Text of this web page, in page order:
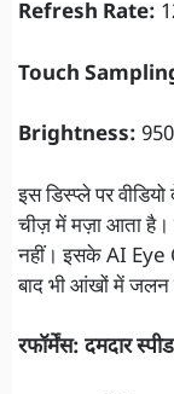
Refresh Rate:
Touch
Brightness:
इस डिस्प्ले पर
चीज़ में मज़ा आता
नहीं। इसके AI
बाद भी आंखों में जलन
रफॉर्मेंस: दमदार